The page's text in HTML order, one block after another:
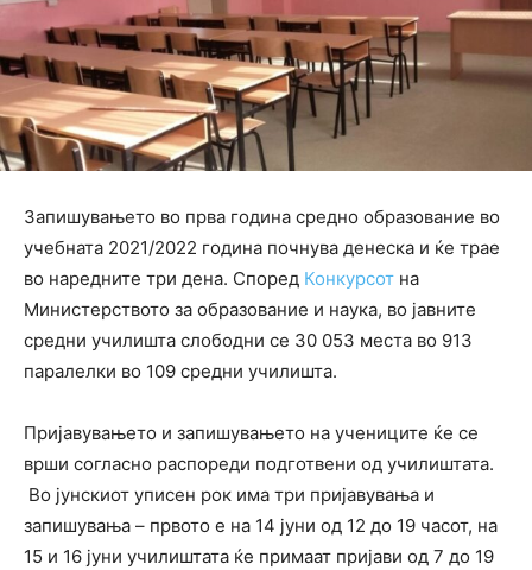
Запишувањето во прва година средно образование во
учебната 2021/2022 година почнува денеска и ќе трае
во наредните три дена. Според Конкурсот на
Министерството за образование и наука, во јавните
средни училишта слободни се 30 053 места во 913
паралелки во 109 средни училишта.
Пријавувањето и запишувањето на учениците ќе се
врши согласно распореди подготвени од училиштата.
Во јунскиот уписен рок има три пријавувања и
запишувања – првото е на 14 јуни од 12 до 19 часот, на
15 и 16 јуни училиштата ќе примаат пријави од 7 до 19